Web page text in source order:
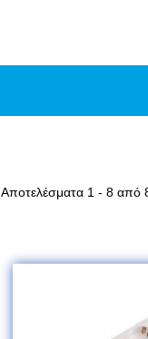
Αποτελέσματα 1 - 8 από